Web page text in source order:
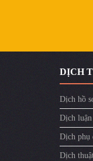
DỊCH
Dịch hồ
Dịch
Dịch phụ
Dịch